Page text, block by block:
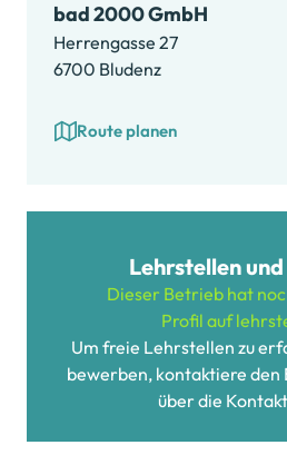
bad 2000 GmbH
Herrengasse 27
6700 Bludenz
Route planen
Lehrstellen
Dieser Betrieb hat
Profil auf
Um freie Lehrstellen zu
bewerben, kontaktiere
über die